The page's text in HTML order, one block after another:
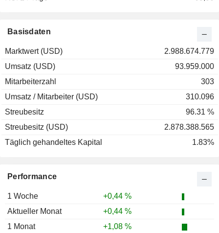
Performance
1 Woche
+0,44 %
Aktueller Monat
+0,44 %
1 Monat
+1,08 %
Basisdaten
Marktwert (USD)
2.988.674.779
Umsatz (USD)
93.959.000
Mitarbeiterzahl
303
Umsatz / Mitarbeiter (USD)
310.096
Streubesitz
96.31 %
Streubesitz (USD)
2.878.388.565
Täglich gehandeltes Kapital
1.83%